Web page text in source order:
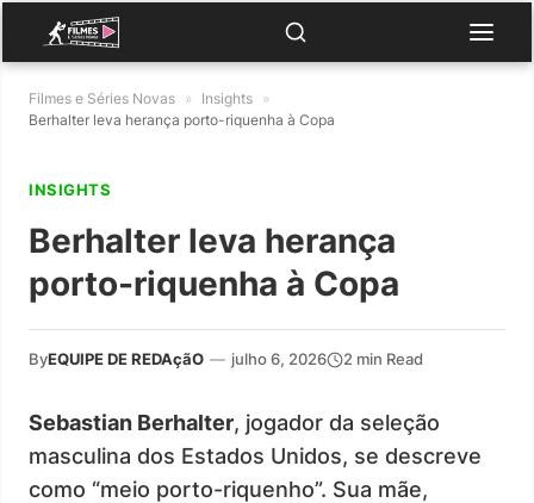
Filmes e Séries Novas » Insights »
Berhalter leva herança porto-riquenha à Copa
INSIGHTS
Berhalter leva herança
porto-riquenha à Copa
ByEQUIPE DE REDAçãO — julho 6, 2026 2 min Read
Sebastian Berhalter, jogador da seleção
masculina dos Estados Unidos, se descreve
como “meio porto-riquenho”. Sua mãe,